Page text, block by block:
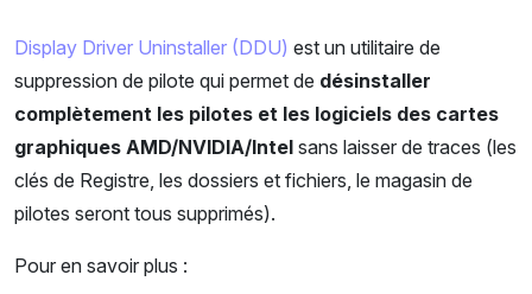
Display Driver Uninstaller (DDU) est un utilitaire de
suppression de pilote qui permet de désinstaller
complètement les pilotes et les logiciels des cartes
graphiques AMD/NVIDIA/Intel sans laisser de traces (les
clés de Registre, les dossiers et fichiers, le magasin de
pilotes seront tous supprimés).
Pour en savoir plus :